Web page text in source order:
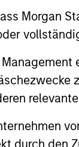
Morgan
durch den
der
kann